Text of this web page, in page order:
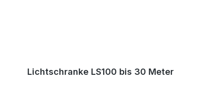
Lichtschranke LS100 bis 30 Meter